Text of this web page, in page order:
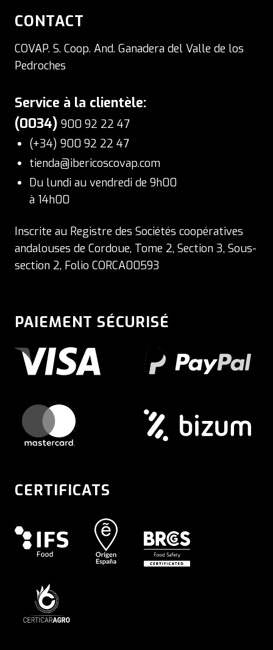
CONTACT
COVAP. S. Coop. And. Ganadera del Valle de los
Pedroches
Service à la clientèle:
(0034) 900 92 22 47
(+34) 900 92 22 47
tienda@ibericoscovap.com
Du lundi au vendredi de 9h00
à 14h00
Inscrite au Registre des Sociétés coopératives
andalouses de Cordoue, Tome 2, Section 3, Sous-
section 2, Folio CORCA00593
PAIEMENT SÉCURISÉ
CERTIFICATS